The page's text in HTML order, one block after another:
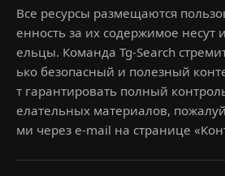
Все ресурсы размещаются
енность за их содержимое несут
ельцы. Команда Tg-Search
ько безопасный и полезный
т гарантировать полный
елательных материалов,
ми через e-mail на странице